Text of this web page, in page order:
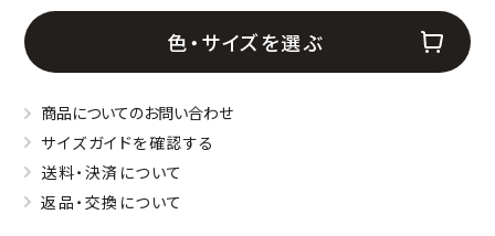
色・サイズを選ぶ
商品についてのお問い合わせ
サイズガイドを確認する
送料・決済について
返品・交換について